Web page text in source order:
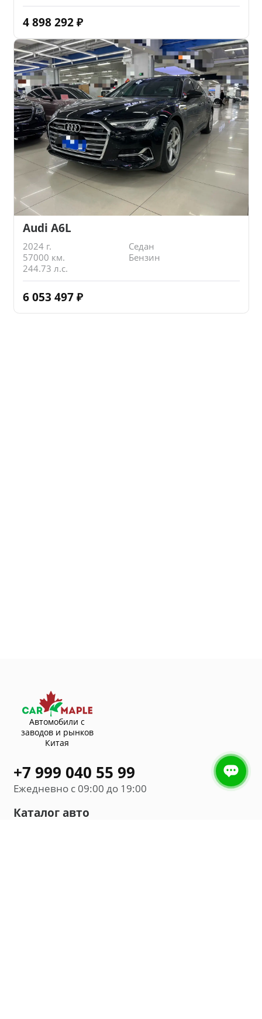
4 898 292 ₽
Audi A6L
2024 г.
Седан
57000 км.
Бензин
244.73 л.с.
6 053 497 ₽
Автомобили с
заводов и рынков
Китая
+7 999 040 55 99
Ежедневно с 09:00 до 19:00
Каталог авто